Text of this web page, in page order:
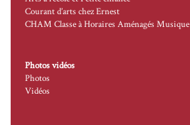
Courant d’arts chez Ernest
CHAM Classe à Horaires Aménagés Musique
Photos vidéos
Photos
Vidéos